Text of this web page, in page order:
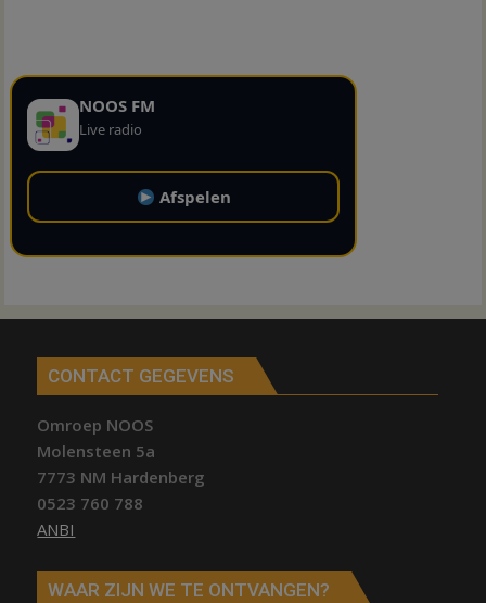
NOOS FM
Live radio
Afspelen
CONTACT GEGEVENS
Omroep NOOS
Molensteen 5a
7773 NM Hardenberg
0523 760 788
ANBI
WAAR ZIJN WE TE ONTVANGEN?